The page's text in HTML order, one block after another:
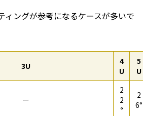
ングが参考になるケースが多いで
3U
4
U
5
U
ー
2
2
°
2
6°